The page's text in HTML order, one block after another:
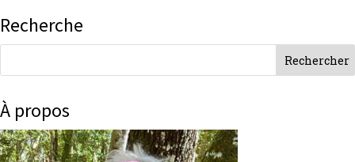
Recherche
À propos